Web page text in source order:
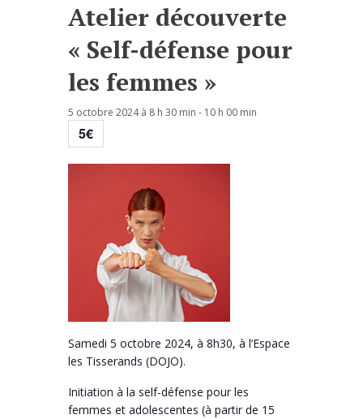
Atelier découverte
« Self-défense pour
les femmes »
5 octobre 2024 à 8 h 30 min - 10 h 00 min
5€
Samedi 5 octobre 2024, à 8h30, à l’Espace
les Tisserands (DOJO).
Initiation à la self-défense pour les
femmes et adolescentes (à partir de 15